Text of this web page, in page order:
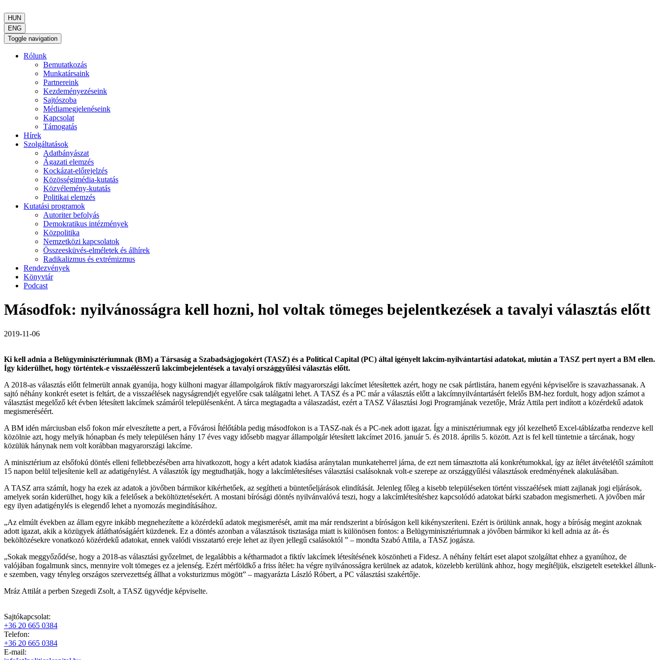
HUN
ENG
Toggle navigation
Rólunk
Bemutatkozás
Munkatársaink
Partnereink
Kezdeményezéseink
Sajtószoba
Médiamegjelenéseink
Kapcsolat
Támogatás
Hírek
Szolgáltatások
Adatbányászat
Ágazati elemzés
Kockázat-előrejelzés
Közösségimédia-kutatás
Közvélemény-kutatás
Politikai elemzés
Kutatási programok
Autoriter befolyás
Demokratikus intézmények
Közpolitika
Nemzetközi kapcsolatok
Összeesküvés-elméletek és álhírek
Radikalizmus és extrémizmus
Rendezvények
Könyvtár
Podcast
Másodfok: nyilvánosságra kell hozni, hol voltak tömeges bejelentkezések a tavalyi választás előtt
2019-11-06
Ki kell adnia a Belügyminisztériumnak (BM) a Társaság a Szabadságjogokért (TASZ) és a Political Capital (PC) által igényelt lakcím-nyilvántartási adatokat, miután a TASZ pert nyert a BM ellen.
Így kiderülhet, hogy történtek-e visszaélésszerű lakcímbejelentések a tavalyi országgyűlési választás előtt.
A 2018-as választás előtt felmerült annak gyanúja, hogy külhoni magyar állampolgárok fiktív magyarországi lakcímet létesítettek azért, hogy ne csak pártlistára, hanem egyéni képviselőre is szavazhassanak. A
sajtó néhány konkrét esetet is feltárt, de a visszaélések nagyságrendjét egyelőre csak találgatni lehet. A TASZ és a PC már a választás előtt a lakcímnyilvántartásért felelős BM-hez fordult, hogy adjon számot a
választást megelőző két évben létesített lakcímek számáról településenként. A tárca megtagadta a válaszadást, ezért a TASZ Választási Jogi Programjának vezetője, Mráz Attila pert indított a közérdekű adatok
megismeréséért.
A BM idén márciusban első fokon már elveszítette a pert, a Fővárosi Ítélőtábla pedig másodfokon is a TASZ-nak és a PC-nek adott igazat. Így a minisztériumnak egy jól kezelhető Excel-táblázatba rendezve kell
közölnie azt, hogy melyik hónapban és mely településen hány 17 éves vagy idősebb magyar állampolgár létesített lakcímet 2016. január 5. és 2018. április 5. között. Azt is fel kell tüntetnie a tárcának, hogy
közülük hánynak nem volt korábban magyarországi lakcíme.
A minisztérium az elsőfokú döntés elleni fellebbezésében arra hivatkozott, hogy a kért adatok kiadása aránytalan munkateherrel járna, de ezt nem támasztotta alá konkrétumokkal, így az ítélet átvételétől számított
15 napon belül teljesítenie kell az adatigénylést. A választók így megtudhatják, hogy a lakcímlétesítéses választási csalásoknak volt-e szerepe az országgyűlési választások eredményének alakulásában.
A TASZ arra számít, hogy ha ezek az adatok a jövőben bármikor kikérhetőek, az segítheti a büntetőeljárások elindítását. Jelenleg főleg a kisebb településeken történt visszaélések miatt zajlanak jogi eljárások,
amelyek során kiderülhet, hogy kik a felelősek a beköltöztetésekért. A mostani bírósági döntés nyilvánvalóvá teszi, hogy a lakcímlétesítéshez kapcsolódó adatokat bárki szabadon megismerheti. A jövőben már
egy ilyen adatigénylés is elegendő lehet a nyomozás megindításához.
„Az elmúlt években az állam egyre inkább megnehezítette a közérdekű adatok megismerését, amit ma már rendszerint a bíróságon kell kikényszeríteni. Ezért is örülünk annak, hogy a bíróság megint azoknak
adott igazat, akik a közügyek átláthatóságáért küzdenek. Ez a döntés azonban a választások tisztasága miatt is különösen fontos: a Belügyminisztériumnak a jövőben bármikor ki kell adnia az át- és
beköltözésekre vonatkozó közérdekű adatokat, ennek valódi visszatartó ereje lehet az ilyen jellegű csalásoktól ” – mondta Szabó Attila, a TASZ jogásza.
„Sokak meggyőződése, hogy a 2018-as választási győzelmet, de legalábbis a kétharmadot a fiktív lakcímek létesítésének köszönheti a Fidesz. A néhány feltárt eset alapot szolgáltat ehhez a gyanúhoz, de
valójában fogalmunk sincs, mennyire volt tömeges ez a jelenség. Ezért mérföldkő a friss ítélet: ha végre nyilvánosságra kerülnek az adatok, közelebb kerülünk ahhoz, hogy megítéljük, elszigetelt esetekkel állunk-
e szemben, vagy tényleg országos szervezettség állhat a voksturizmus mögött” – magyarázta László Róbert, a PC választási szakértője.
Mráz Attilát a perben Szegedi Zsolt, a TASZ ügyvédje képviselte.
Sajtókapcsolat:
+36 20 665 0384
Telefon:
+36 20 665 0384
E-mail: